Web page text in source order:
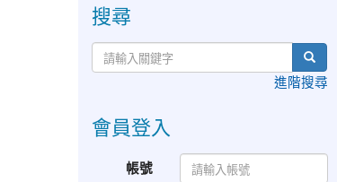
搜尋
進階搜尋
會員登入
帳號